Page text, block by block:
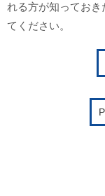
れる方が知ってお
てください。